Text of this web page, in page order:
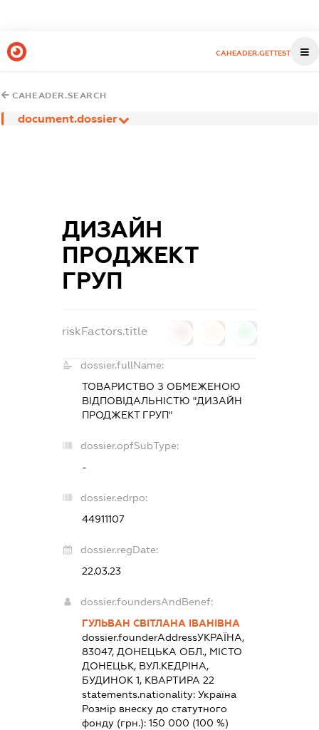
CAHEADER.GETTEST
CAHEADER.SEARCH
document.dossier
ДИЗАЙН
ПРОДЖЕКТ
ГРУП
riskFactors.title
dossier.fullName:
ТОВАРИСТВО З ОБМЕЖЕНОЮ
ВІДПОВІДАЛЬНІСТЮ "ДИЗАЙН
ПРОДЖЕКТ ГРУП"
dossier.opfSubType:
-
dossier.edrpo:
44911107
dossier.regDate:
22.03.23
dossier.foundersAndBenef:
ГУЛЬВАН СВІТЛАНА ІВАНІВНА
dossier.founderAddressУКРАЇНА,
83047, ДОНЕЦЬКА ОБЛ., МІСТО
ДОНЕЦЬК, ВУЛ.КЕДРІНА,
БУДИНОК 1, КВАРТИРА 22
statements.nationality: Україна
Розмір внеску до статутного
фонду (грн.): 150 000 (100 %)